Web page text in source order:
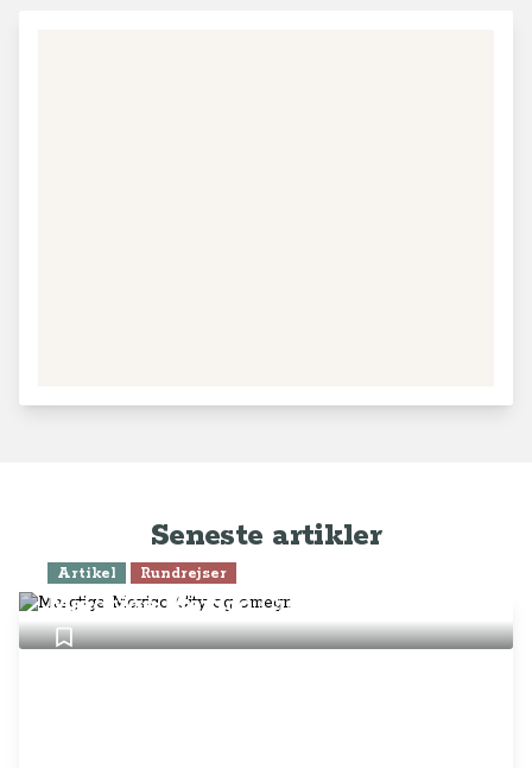
Seneste artikler
Artikel Rundrejser
Mægtige Mexico City og omegn